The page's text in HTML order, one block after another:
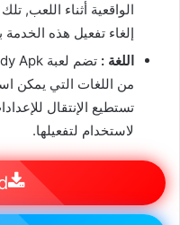
الواقعية أثناء اللعب,
إلغاء تفعيل هذه الخدمة
اللغة :
من اللغات التي يمكن
تستطيع الإنتقال
لاستخدام لتفعيلها.